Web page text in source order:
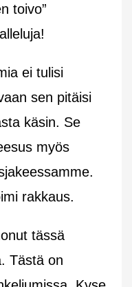
toivo”
ei tulisi
sen pitäisi
käsin. Se
myös
rakkaus.
tässä
Tästä on